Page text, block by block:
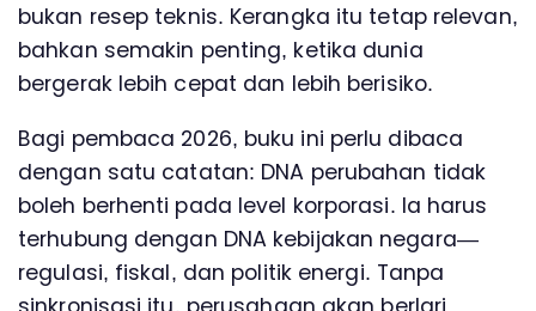
bukan resep teknis. Kerangka itu tetap relevan,
bahkan semakin penting, ketika dunia
bergerak lebih cepat dan lebih berisiko.
Bagi pembaca 2026, buku ini perlu dibaca
dengan satu catatan: DNA perubahan tidak
boleh berhenti pada level korporasi. Ia harus
terhubung dengan DNA kebijakan negara—
regulasi, fiskal, dan politik energi. Tanpa